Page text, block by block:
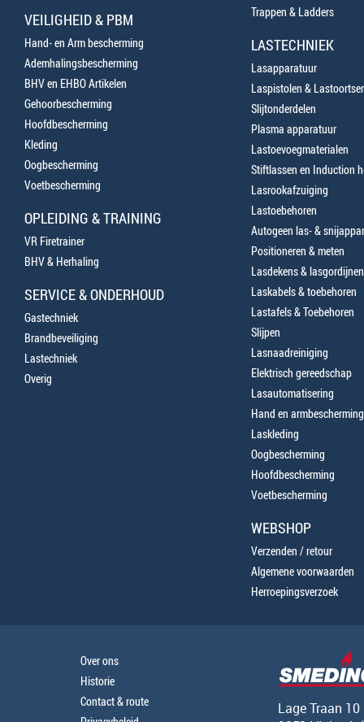
VEILIGHEID & PBM
Hand- en Arm bescherming
Ademhalingsbescherming
BHV en EHBO Artikelen
Gehoorbescherming
Hoofdbescherming
Kleding
Oogbescherming
Voetbescherming
OPLEIDING & TRAINING
VR Firetrainer
BHV & Herhaling
SERVICE & ONDERHOUD
Gastechniek
Brandbeveiliging
Lastechniek
Overig
Trappen & Ladders
LASTECHNIEK
Lasapparatuur
Laspistolen &
Slijtonderdelen
Plasma apparatuur
Lastoevoegmaterialen
Stiftlassen en Induction
Lasrookafzuiging
Lastoebehoren
Autogeen las- &
Positioneren & meten
Lasdekens & lasgordijnen
Laskabels & toebehoren
Lastafels & Toebehoren
Slijpen
Lasnaadreiniging
Elektrisch gereedschap
Lasautomatisering
Hand en armbescherming
Laskleding
Oogbescherming
Hoofdbescherming
Voetbescherming
WEBSHOP
Verzenden / retour
Algemene voorwaarden
Herroepingsverzoek
Over ons
Historie
Contact & route
Lage Traan 10